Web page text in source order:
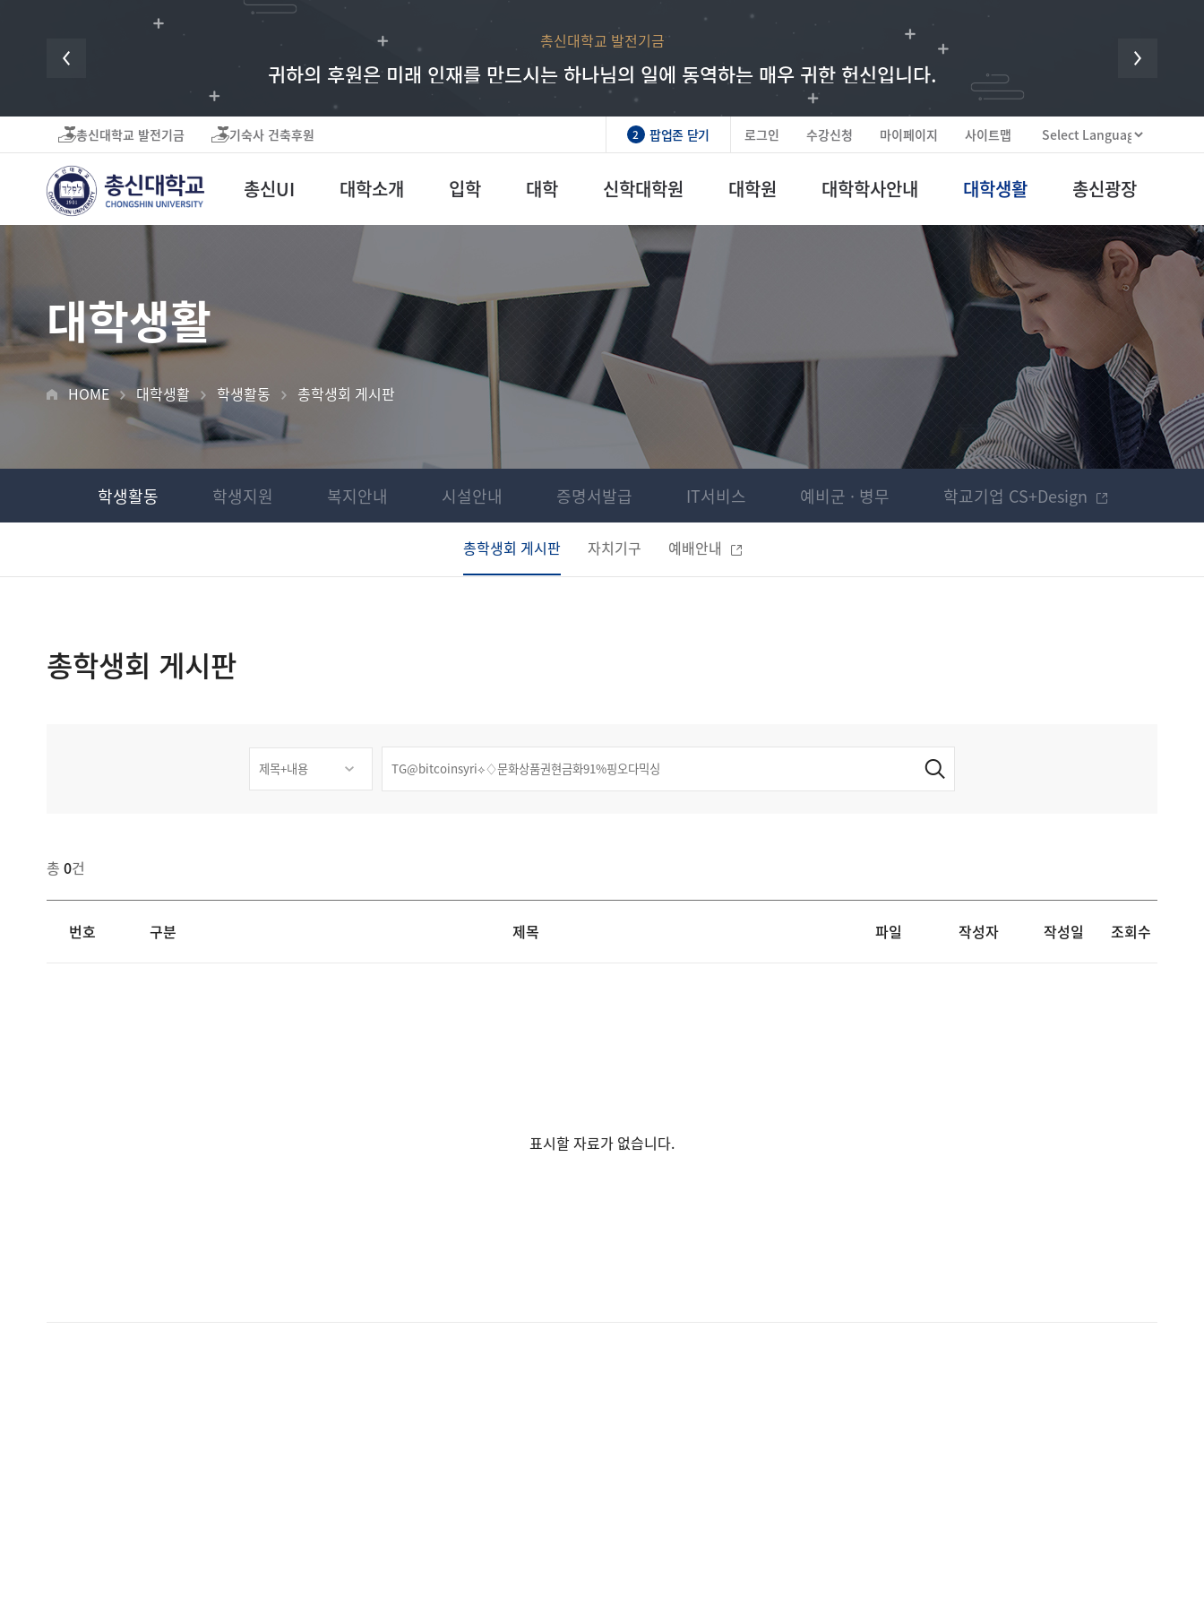
총신대학교 발전기금
귀하의 후원은 미래 인재를 만드시는 하나님의 일에 동역하는 매우 귀한 헌신입니다.
총신대학교 발전기금 기숙사 건축후원 2 팝업존 닫기 로그인 수강신청 마이페이지 사이트맵
총신UI 대학소개 입학 대학 신학대학원 대학원 대학학사안내 대학생활 총신광장
대학생활
HOME 대학생활 학생활동 총학생회 게시판
학생활동 학생지원 복지안내 시설안내 증명서발급 IT서비스 예비군 · 병무 학교기업 CS+Design
총학생회 게시판 자치기구 예배안내
총학생회 게시판
총 0건
번호 구분 제목 파일 작성자 작성일 조회수
표시할 자료가 없습니다.